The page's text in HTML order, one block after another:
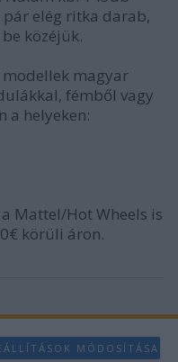
elég ritka darab,
közéjük.
modellek magyar
fémből vagy
a helyeken:
Mattel/Hot Wheels is
körüli áron.
MÓDOSÍTÁSA